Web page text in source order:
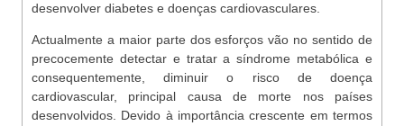
desenvolver diabetes e doenças cardiovasculares.
Actualmente a maior parte dos esforços vão no sentido de
precocemente detectar e tratar a síndrome metabólica e
consequentemente, diminuir o risco de doença
cardiovascular, principal causa de morte nos países
desenvolvidos. Devido à importância crescente em termos